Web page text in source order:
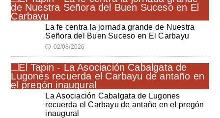
La fe centra la jornada grande de Nuestra
Señora del Buen Suceso en El Carbayu
🕔 02/08/2026
La Asociación Cabalgata de Lugones
recuerda el Carbayu de antaño en el pregón
inaugural